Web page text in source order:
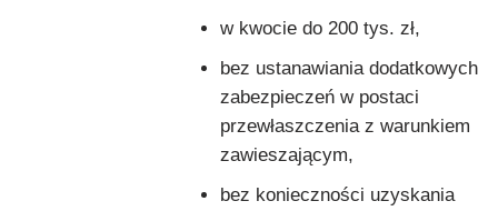
w kwocie do 200 tys. zł,
bez ustanawiania dodatkowych
zabezpieczeń w postaci
przewłaszczenia z warunkiem
zawieszającym,
bez konieczności uzyskania